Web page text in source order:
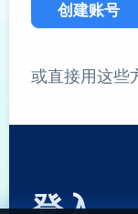
创建账号
或直接用这些